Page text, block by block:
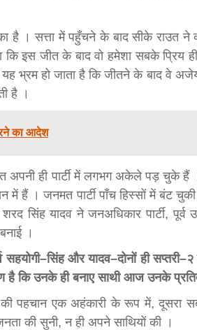
। सत्ता में पहुँचने के बाद सीके राउत ने
इस जीत के बाद वो हमेशा सबके प्रिय
भ्रम हो जाता है कि जीतने के बाद वे
है ।
का आदेश
अपनी ही पार्टी में लगभग अकेले पड़ चुके
हैं । जनमत पार्टी पाँच हिस्सों में बंट
शरद सिंह यादव ने जनअधिकार पार्टी,
।
सहयोगी–सिंह और यादव–दोनों ही
कि उनके ही बनाए साथी आज उनके
पहचान एक अहंकारी के रूप में, दूसरा
की सुनी, न ही अपने साथियों की ।